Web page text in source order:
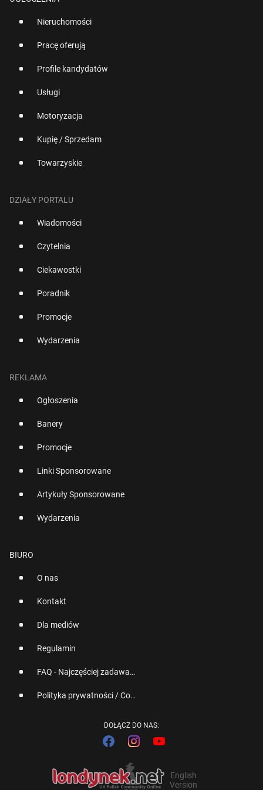
Nieruchomości
Pracę oferują
Profile kandydatów
Usługi
Motoryzacja
Kupię / Sprzedam
Towarzyskie
DZIAŁY PORTALU
Wiadomości
Czytelnia
Ciekawostki
Poradnik
Promocje
Wydarzenia
REKLAMA
Ogłoszenia
Banery
Promocje
Linki Sponsorowane
Artykuły Sponsorowane
Wydarzenia
BIURO
O nas
Kontakt
Dla mediów
Regulamin
FAQ - Najczęściej zadawane pytania
Polityka prywatności / Cookies
DOŁĄCZ DO NAS:
English
Version